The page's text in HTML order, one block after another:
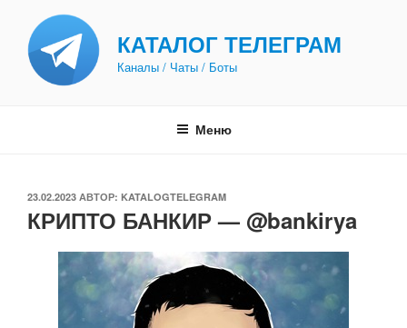
содержимому
КАТАЛОГ ТЕЛЕГРАМ
Каналы / Чаты / Боты
Меню
ОПУБЛИКОВАНО
23.02.2023 АВТОР: KATALOGTELEGRAM
КРИПТО БАНКИР — @bankirya